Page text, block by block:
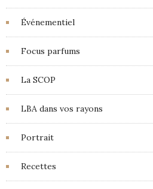
Événementiel
Focus parfums
La SCOP
LBA dans vos rayons
Portrait
Recettes